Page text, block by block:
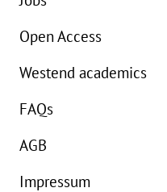
Open Access
Westend academics
FAQs
AGB
Impressum